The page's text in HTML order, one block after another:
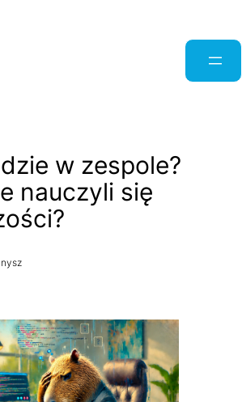
w zespole?
nauczyli się